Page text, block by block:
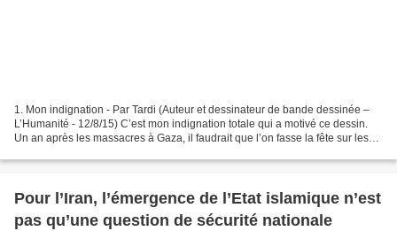
1. Mon indignation - Par Tardi (Auteur et dessinateur de bande dessinée –
L’Humanité - 12/8/15) C’est mon indignation totale qui a motivé ce dessin.
Un an après les massacres à Gaza, il faudrait que l’on fasse la fête sur les
Pour l’Iran, l’émergence de l’Etat islamique n’est
pas qu’une question de sécurité nationale